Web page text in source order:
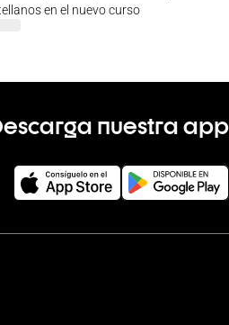
en el nuevo curso
nuestra app